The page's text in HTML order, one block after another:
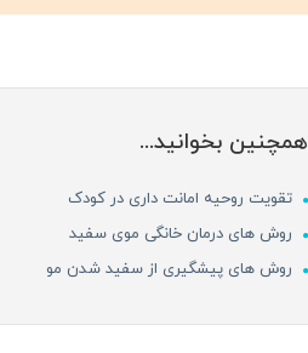
همچنین بخوانید...
تقویت روحیه امانت داری در کودک
روش های درمان خانگی موی سفید
روش های پیشگیری از سفید شدن مو